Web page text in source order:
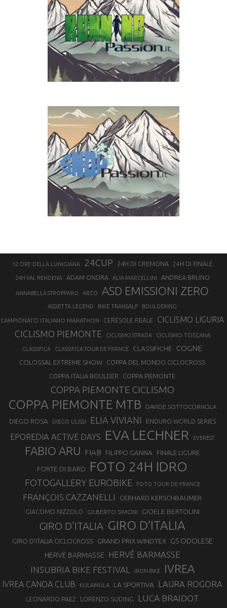
12 ORE DELLA LUNIGIANA 24CUP 24H DI CREMONA 24H DI FINALE
24H VAL RENDENA ADAM ONDRA ALIA MARCELLINI ANDREA BRUNO
ANNABELLA STROPPARO ARCO ASD EMISSIONI ZERO
ASSIETTA LEGEND BIKE TRANSALP BOULDERING
CAMPIONATO ITALIANO MARATHON CERESOLE REALE CICLISMO LIGURIA
CICLISMO PIEMONTE CICLISMO STRADA CICLISMO TOSCANA
CLASSIFICA CLASSIFICA TOUR DE FRANCE CLASSIFICHE COGNE
COLOSSAL EXTREME SHOW
COPPA DEL MONDO CICLOCROSS
COPPA ITALIA BOULDER
COPPA PIEMONTE
COPPA PIEMONTE CICLISMO
COPPA PIEMONTE MTB DAVIDE SOTTOCORNOLA
DIEGO ROSA DIEGO ULISSI ELIA VIVIANI ENDURO WORLD SERIES
EPOREDIA ACTIVE DAYS EVA LECHNER EVEREST
FABIO ARU FIAB FILIPPO GANNA FINALE LIGURE
FORTE DI BARD FOTO 24H IDRO
FOTOGALLERY EUROBIKE FOTO TOUR DE FRANCE
FRANÇOIS CAZZANELLI GERHARD KERSCHBAUMER
GIACOMO NIZZOLO GILBERTO SIMONI GIOELE BERTOLINI
GIRO D'ITALIA GIRO D’ITALIA
GIRO D’ITALIA CICLOCROSS GRAND PRIX WINDTEX GS ODOLESE
HERVÈ BARMASSE
HERVÉ BARMASSE
INSUBRIA BIKE FESTIVAL
IRON BIKE IVREA
IVREA CANOA CLUB KULAMULA LA SPORTIVA LAURA ROGORA
LEONARDO PAEZ LORENZO SUDING LUCA BRAIDOT